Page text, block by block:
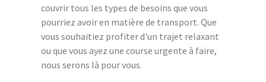
couvrir tous les types de besoins que vous
pourriez avoir en matière de transport. Que
vous souhaitiez profiter d'un trajet relaxant
ou que vous ayez une course urgente à faire,
nous serons là pour vous.